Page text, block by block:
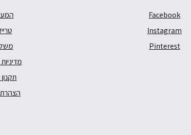
הצהרת
Facebook
Instagram
Pinterest